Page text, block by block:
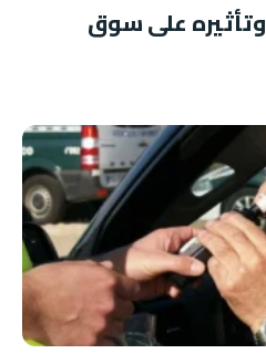
إغلاق منصة BitMEX وتأثيره على سوق